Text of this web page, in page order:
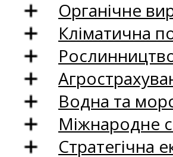
Органічне
Кліматична
Водна та
Міжнародне
Стратегічна